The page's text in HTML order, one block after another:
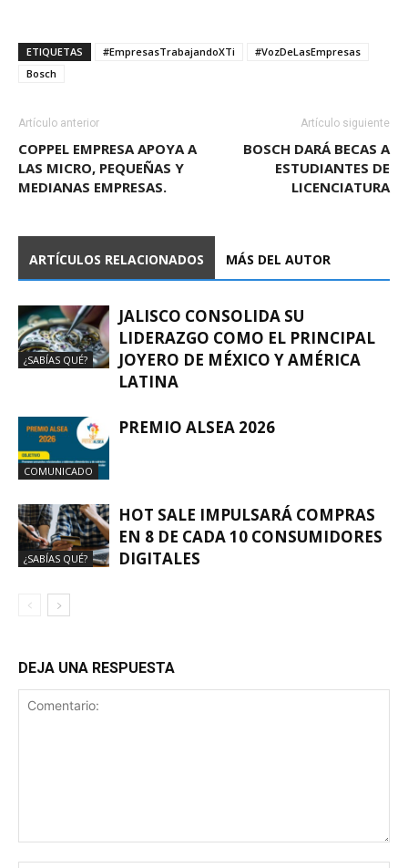
ETIQUETAS #EmpresasTrabajandoXTi
#VozDeLasEmpresas
Bosch
Artículo anterior
COPPEL EMPRESA APOYA A
LAS MICRO, PEQUEÑAS Y
MEDIANAS EMPRESAS.
Artículo siguiente
BOSCH DARÁ BECAS A
ESTUDIANTES DE
LICENCIATURA
ARTÍCULOS RELACIONADOS MÁS DEL AUTOR
¿SABÍAS QUÉ?
JALISCO CONSOLIDA SU
LIDERAZGO COMO EL PRINCIPAL
JOYERO DE MÉXICO Y AMÉRICA
LATINA
COMUNICADO
PREMIO ALSEA 2026
¿SABÍAS QUÉ?
HOT SALE IMPULSARÁ COMPRAS
EN 8 DE CADA 10 CONSUMIDORES
DIGITALES
DEJA UNA RESPUESTA